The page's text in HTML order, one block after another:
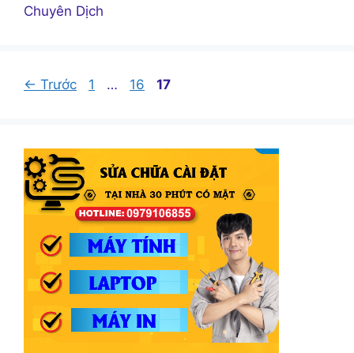
Chuyên Dịch
← Trước Trang
1 … Trang
16 Trang
17